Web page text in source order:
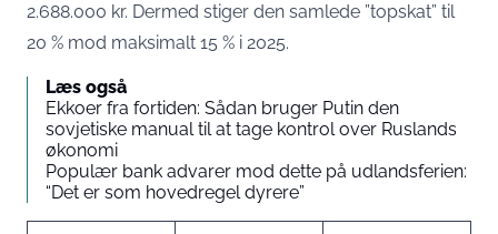
2.688.000 kr. Dermed stiger den samlede ”topskat” til
20 % mod maksimalt 15 % i 2025.
Læs også
Ekkoer fra fortiden: Sådan bruger Putin den
sovjetiske manual til at tage kontrol over Ruslands
økonomi
Populær bank advarer mod dette på udlandsferien:
“Det er som hovedregel dyrere”